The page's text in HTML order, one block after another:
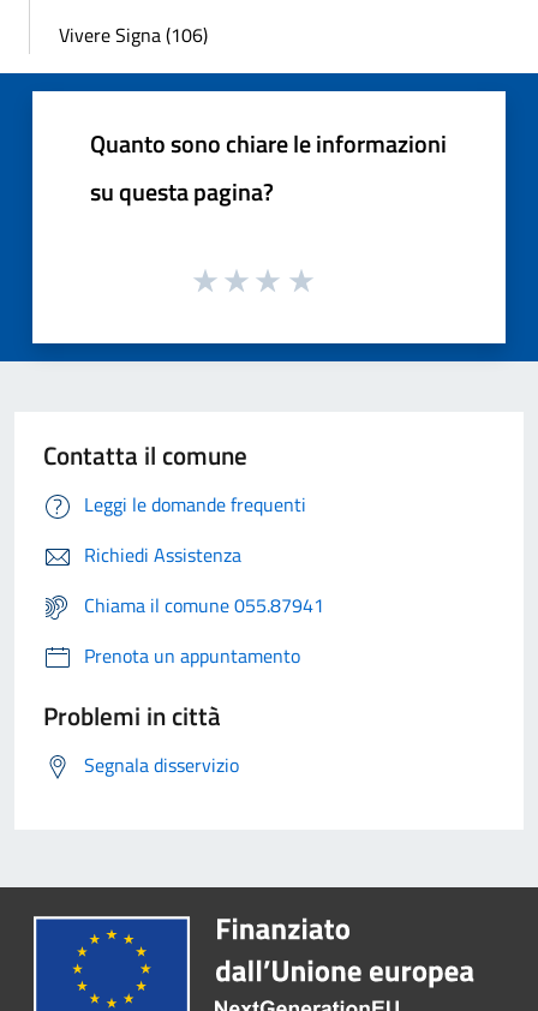
Vivere Signa (106)
Quanto sono chiare le informazioni
su questa pagina?
Contatta il comune
Leggi le domande frequenti
Richiedi Assistenza
Chiama il comune 055.87941
Prenota un appuntamento
Problemi in città
Segnala disservizio